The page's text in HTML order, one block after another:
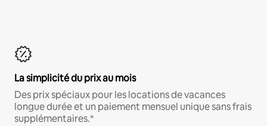
La simplicité du prix au mois
Des prix spéciaux pour les locations de vacances
longue durée et un paiement mensuel unique sans frais
supplémentaires.*